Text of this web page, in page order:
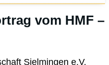
vom HMF –